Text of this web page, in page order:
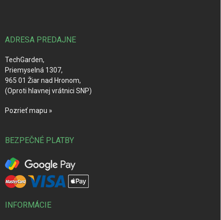
ADRESA PREDAJNE
TechGarden,
Priemyselná 1307,
965 01 Žiar nad Hronom,
(Oproti hlavnej vrátnici SNP)
Pozrieť mapu »
BEZPEČNÉ PLATBY
INFORMÁCIE